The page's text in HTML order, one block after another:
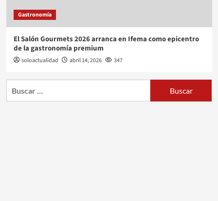
Gastronomía
El Salón Gourmets 2026 arranca en Ifema como epicentro
de la gastronomía premium
soloactualidad abril 14, 2026 347